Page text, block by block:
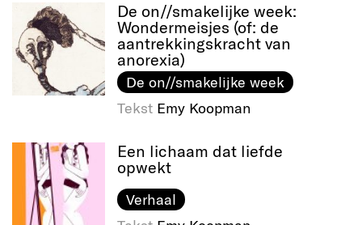
De on//smakelijke week:
Wondermeisjes (of: de
aantrekkingskracht van
anorexia)
De on//smakelijke week
Tekst Emy Koopman
Een lichaam dat liefde
opwekt
Verhaal